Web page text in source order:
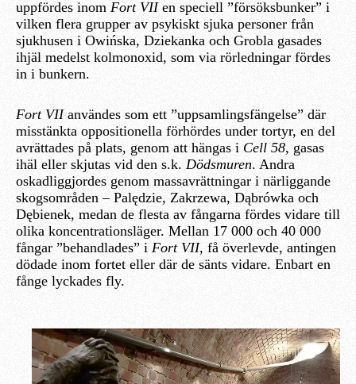
uppfördes inom Fort VIIen speciell ”försöksbunker” i
vilken flera grupper av psykiskt sjuka personer från
sjukhusen i Owińska, Dziekanka och Grobla gasades
ihjäl medelst kolmonoxid, som via rörledningar fördes
in i bunkern.
Fort VIIanvändes som ett ”uppsamlingsfängelse” där
misstänkta oppositionella förhördes under tortyr, en del
avrättades på plats, genom att hängas i Cell 58, gasas
ihäl eller skjutas vid den s.k. Dödsmuren. Andra
oskadliggjordes genom massavrättningar i närliggande
skogsområden – Palędzie, Zakrzewa, Dąbrówka och
Dębienek, medan de flesta av fångarna fördes vidare till
olika koncentrationsläger. Mellan 17 000 och 40 000
fångar ”behandlades” i Fort VII, få överlevde, antingen
dödade inom fortet eller där de sänts vidare. Enbart en
fånge lyckades fly.